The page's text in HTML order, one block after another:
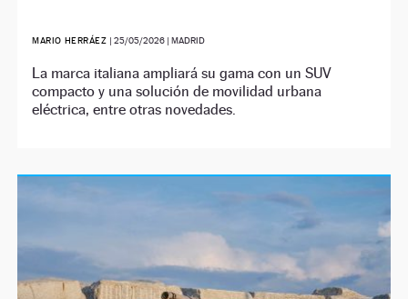
MARIO HERRÁEZ |25/05/2026 | MADRID
La marca italiana ampliará su gama con un SUV
compacto y una solución de movilidad urbana
eléctrica, entre otras novedades.